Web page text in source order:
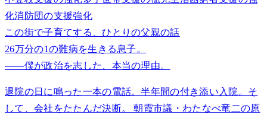
化消防団の支援強化
この街で子育てする、ひとりの父親の話
26万分の1の難病を生きる息子。
——僕が政治を志した、本当の理由。
退院の日に鳴った一本の電話。半年間の付き添い入院。そ
して、会社をたたんだ決断。 朝霞市議・わたなべ竜二の原